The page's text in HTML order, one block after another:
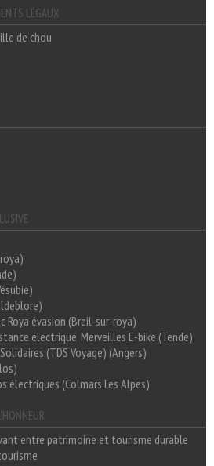
LÉGAUX
de chou
Roya évasion (Breil-sur-roya)
électrique, Merveilles E-bike (Tende)
(TDS Voyage) (Angers)
électriques (Colmars Les Alpes)
entre patrimoine et tourisme durable